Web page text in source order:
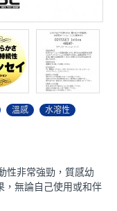
溫感 水溶性
性非常強勁，質感幼
，無論自己使用或和伴